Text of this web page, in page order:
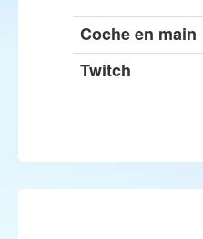
Coche en main
Twitch